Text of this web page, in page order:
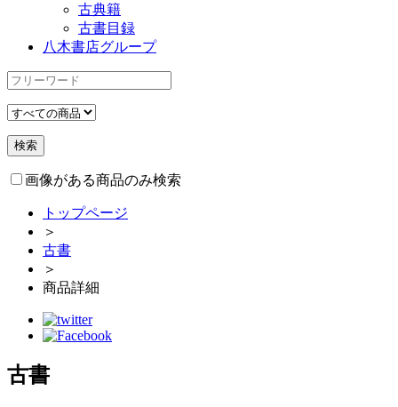
古典籍
古書目録
八木書店グループ
画像がある商品のみ検索
トップページ
＞
古書
＞
商品詳細
古書